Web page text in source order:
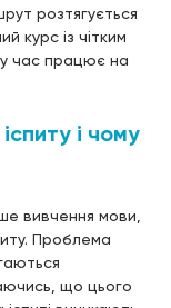
розтягується
курс із чітким
час працює на
і чому
вивчення мови,
Проблема
що цього